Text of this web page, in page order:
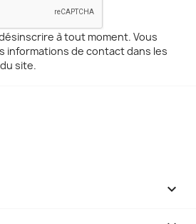
à tout moment. Vous
informations de contact dans les
site.
